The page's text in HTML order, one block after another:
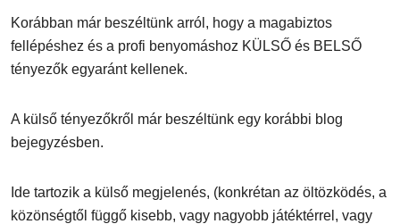
Korábban már beszéltünk arról, hogy a magabiztos
fellépéshez és a profi benyomáshoz KÜLSŐ és BELSŐ
tényezők egyaránt kellenek.
A külső tényezőkről már beszéltünk egy korábbi blog
bejegyzésben.
Ide tartozik a külső megjelenés, (konkrétan az öltözködés, a
közönségtől függő kisebb, vagy nagyobb játéktérrel, vagy